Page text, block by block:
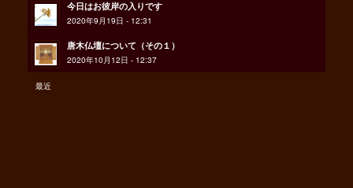
今日はお彼岸の入りです
2020年9月19日 - 12:31
唐木仏壇について（その１）
2020年10月12日 - 12:37
最近